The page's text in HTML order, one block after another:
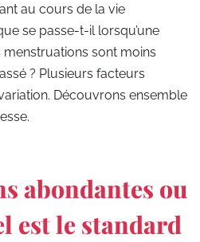
au cours de la vie
se passe-t-il lorsqu’une
sont moins
? Plusieurs facteurs
Découvrons ensemble
abondantes ou
est le standard